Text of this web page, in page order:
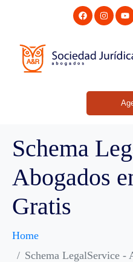
Schema
Abogados
Gratis
Home
Schema LegalService -